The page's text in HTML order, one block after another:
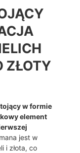
ZŁOTY
w formie
element
jest w
i złota, co